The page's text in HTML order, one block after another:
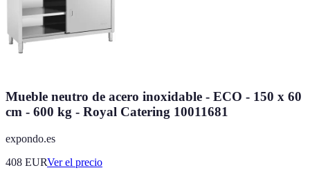
Mueble neutro de acero inoxidable - ECO - 150 x 60
cm - 600 kg - Royal Catering 10011681
expondo.es
408 EURVer el precio